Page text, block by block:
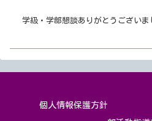
学級・学部懇談ありがとうございま
個人情報保護方針